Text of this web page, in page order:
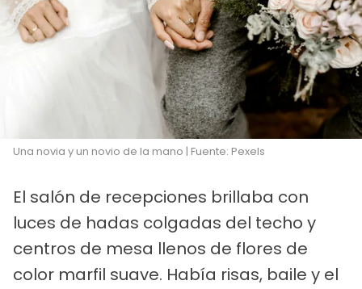
Una novia y un novio de la mano | Fuente: Pexels
El salón de recepciones brillaba con
luces de hadas colgadas del techo y
centros de mesa llenos de flores de
color marfil suave. Había risas, baile y el